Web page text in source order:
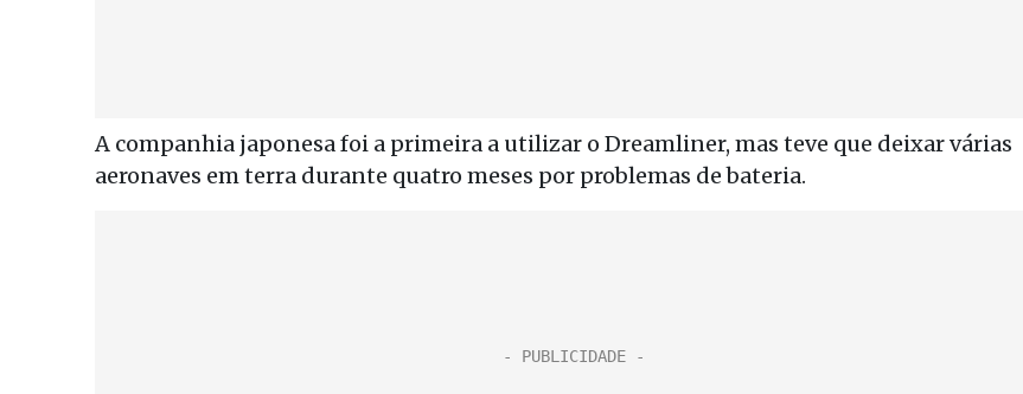
A companhia japonesa foi a primeira a utilizar o Dreamliner, mas teve que deixar várias
aeronaves em terra durante quatro meses por problemas de bateria.